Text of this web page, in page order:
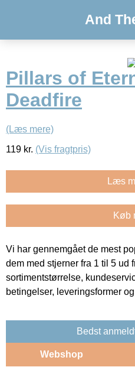
And
Pillars of
Deadfire
(Læs mere)
119 kr. (Vis fragtpris)
Læs
Køb
Vi har gennemgået de mest
dem med stjerner fra 1 til 5 ud
sortimentstørrelse,
betingelser, leveringsformer
Bedst
Webshop